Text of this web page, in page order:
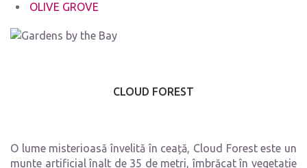
OLIVE GROVE
CLOUD FOREST
O lume misterioasă învelită în ceață, Cloud Forest este un
munte artificial înalt de 35 de metri, îmbrăcat în vegetație